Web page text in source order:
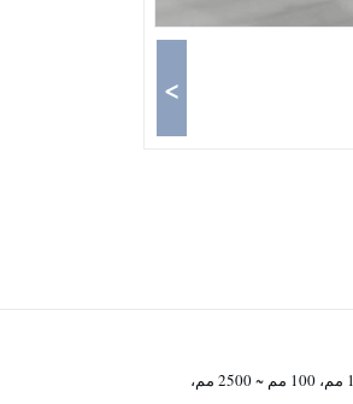
>
600 مم -1250 مم، 30 مم إلى 1250 مم، 100 مم ~ 2500 مم،